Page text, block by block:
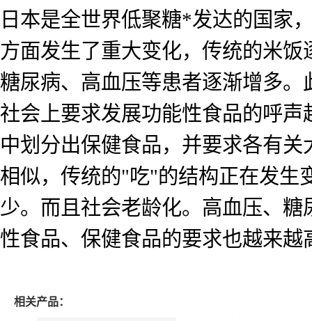
日本是全世界低聚糖*发达的国家
方面发生了重大变化，传统的米
糖尿病、高血压等患者逐渐增多
社会上要求发展功能性食品的呼
中划分出保健食品，并要求各有
相似，传统的"吃"的结构正在发生
少。而且社会老龄化。高血压、
性食品、保健食品的要求也越来越
相关产品：